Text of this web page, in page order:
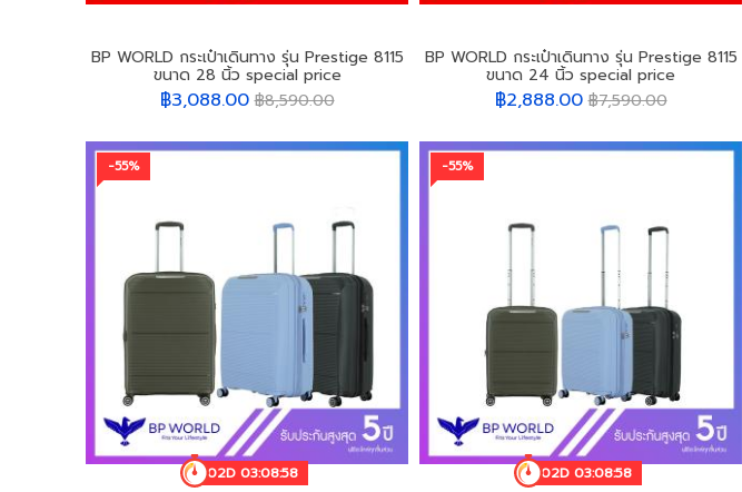
BP WORLD กระเป๋าเดินทาง รุ่น Prestige 8115
ขนาด 28 นิ้ว special price
฿3,088.00 ฿8,590.00
BP WORLD กระเป๋าเดินทาง รุ่น Prestige 8115
ขนาด 24 นิ้ว special price
฿2,888.00 ฿7,590.00
-55%
02D 03:08:55
-55%
02D 03:08:55